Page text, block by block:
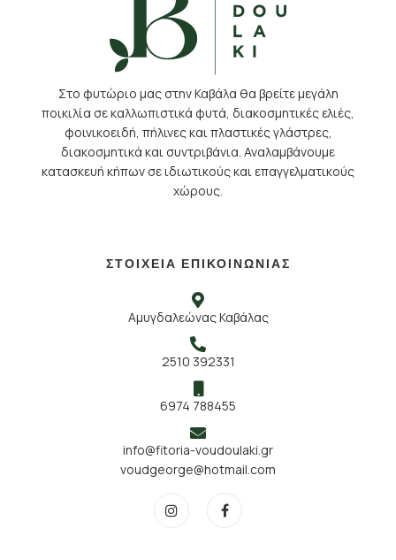
Στο φυτώριο μας στην Καβάλα θα βρείτε μεγάλη
ποικιλία σε καλλωπιστικά φυτά, διακοσμητικές ελιές,
φοινικοειδή, πήλινες και πλαστικές γλάστρες,
διακοσμητικά και συντριβάνια. Αναλαμβάνουμε
κατασκευή κήπων σε ιδιωτικούς και επαγγελματικούς
χώρους.
ΣΤΟΙΧΕΙΑ ΕΠΙΚΟΙΝΩΝΙΑΣ
Αμυγδαλεώνας Καβάλας
2510 392331
6974 788455
info@fitoria-voudoulaki.gr
voudgeorge@hotmail.com